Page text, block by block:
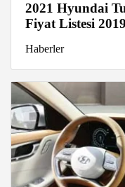
2021 Hyundai
Fiyat Listesi
Haberler